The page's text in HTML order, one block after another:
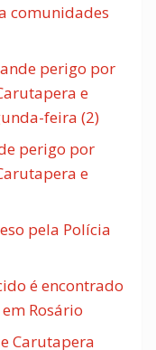
comunidades
perigo por
e
feira (2)
perigo por
e
pela Polícia
é encontrado
Rosário
Carutapera